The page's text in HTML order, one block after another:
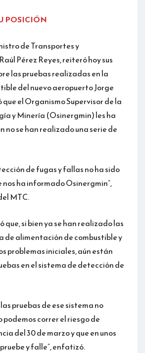
POSICIÓN
de Transportes y
Pérez Reyes, reiteró hoy sus
las pruebas realizadas en la
del nuevo aeropuerto Jorge
el Organismo Supervisor de la
y Minería (Osinergmin) les ha
no se han realizado una serie de
de fugas y fallas no ha sido
nos ha informado Osinergmin”,
MTC.
que, si bien ya se han realizado las
de alimentación de combustible y
problemas iniciales, aún están
en el sistema de detección de
pruebas de ese sistema no
podemos correr el riesgo de
del 30 de marzo y que en unos
y falle”, enfatizó.